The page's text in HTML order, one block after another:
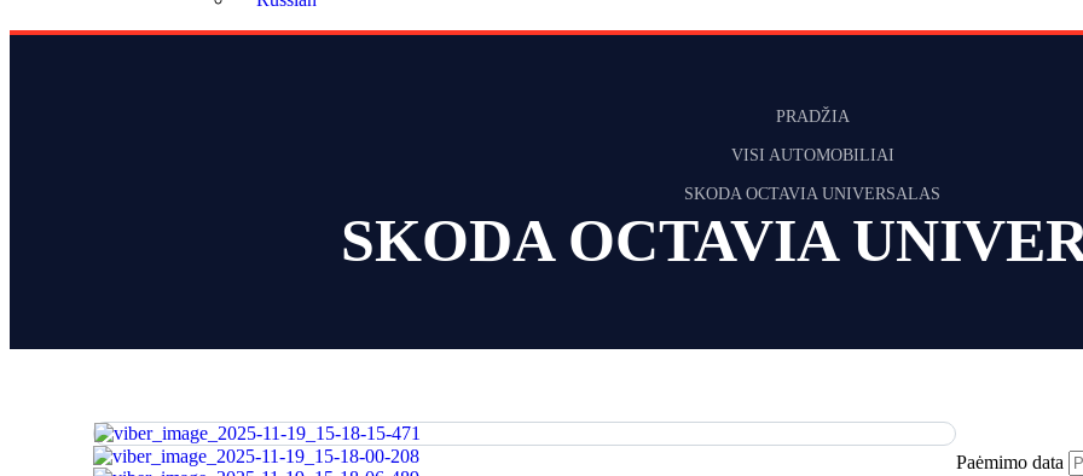
PRADŽIA
VISI AUTOMOBILIAI
SKODA OCTAVIA UNIVERSALAS
SKODA OCTAVIA
Paėmimo data